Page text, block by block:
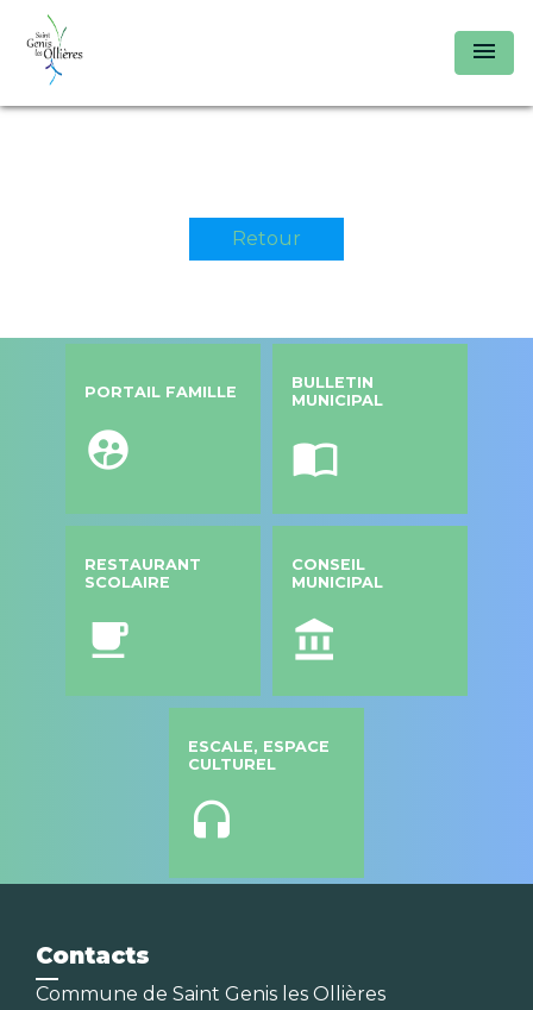
menu
Retour
PORTAIL FAMILLE
supervised_user_circle
BULLETIN
MUNICIPAL
import_contacts
RESTAURANT
SCOLAIRE
local_cafe
CONSEIL
MUNICIPAL
account_balance
ESCALE, ESPACE
CULTUREL
headset
Contacts
Commune de Saint Genis les Ollières